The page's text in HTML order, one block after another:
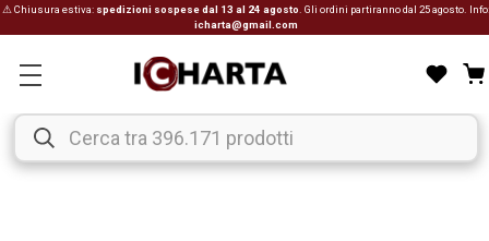
⚠ Chiusura estiva: spedizioni sospese dal 13 al 24 agosto . Gli ordini partiranno dal 25 agosto. Info:
icharta@gmail.com